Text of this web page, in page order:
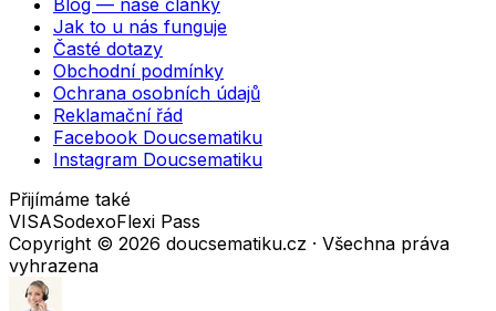
Blog — naše články
Jak to u nás funguje
Časté dotazy
Obchodní podmínky
Ochrana osobních údajů
Reklamační řád
Facebook Doucsematiku
Instagram Doucsematiku
Přijímáme také
VISASodexoFlexi Pass
Copyright © 2026 doucsematiku.cz · Všechna práva
vyhrazena